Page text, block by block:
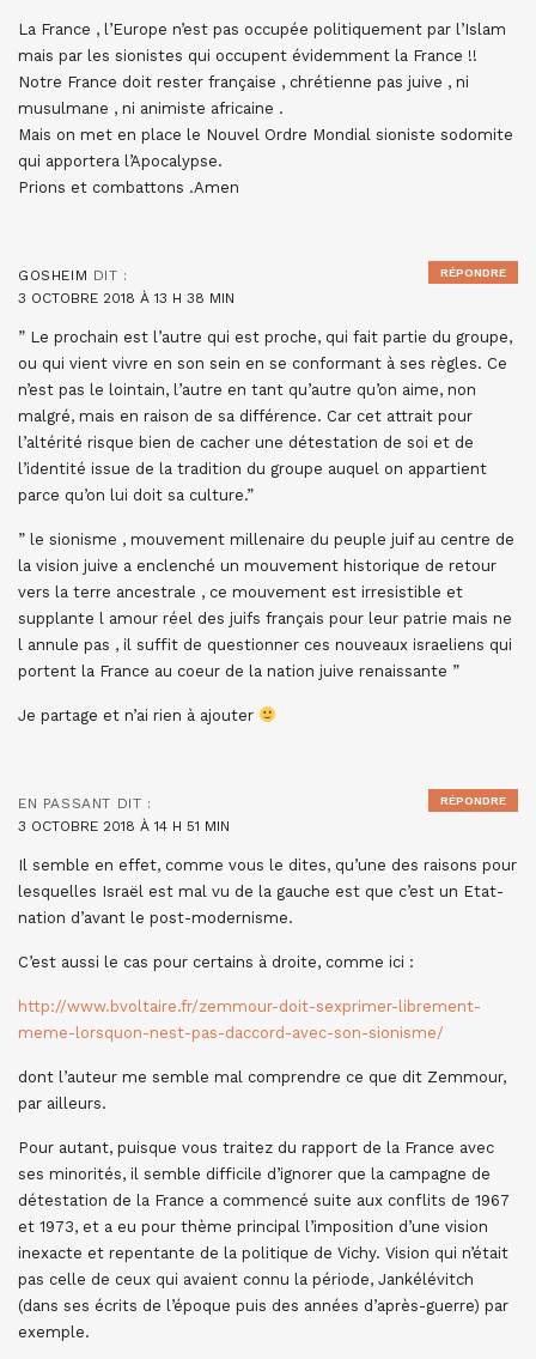
La France , l’Europe n’est pas occupée politiquement par l’Islam
mais par les sionistes qui occupent évidemment la France !!
Notre France doit rester française , chrétienne pas juive , ni
musulmane , ni animiste africaine .
Mais on met en place le Nouvel Ordre Mondial sioniste sodomite
qui apportera l’Apocalypse.
Prions et combattons .Amen
GOSHEIM DIT :
3 OCTOBRE 2018 À 13 H 38 MIN
” Le prochain est l’autre qui est proche, qui fait partie du groupe,
ou qui vient vivre en son sein en se conformant à ses règles. Ce
n’est pas le lointain, l’autre en tant qu’autre qu’on aime, non
malgré, mais en raison de sa différence. Car cet attrait pour
l’altérité risque bien de cacher une détestation de soi et de
l’identité issue de la tradition du groupe auquel on appartient
parce qu’on lui doit sa culture.”
” le sionisme , mouvement millenaire du peuple juif au centre de
la vision juive a enclenché un mouvement historique de retour
vers la terre ancestrale , ce mouvement est irresistible et
supplante l amour réel des juifs français pour leur patrie mais ne
l annule pas , il suffit de questionner ces nouveaux israeliens qui
portent la France au coeur de la nation juive renaissante ”
Je partage et n’ai rien à ajouter
RÉPONDRE
EN PASSANT DIT :
3 OCTOBRE 2018 À 14 H 51 MIN
Il semble en effet, comme vous le dites, qu’une des raisons pour
lesquelles Israël est mal vu de la gauche est que c’est un Etat-
nation d’avant le post-modernisme.
C’est aussi le cas pour certains à droite, comme ici :
http://www.bvoltaire.fr/zemmour-doit-sexprimer-librement-
meme-lorsquon-nest-pas-daccord-avec-son-sionisme/
dont l’auteur me semble mal comprendre ce que dit Zemmour,
par ailleurs.
Pour autant, puisque vous traitez du rapport de la France avec
ses minorités, il semble difficile d’ignorer que la campagne de
détestation de la France a commencé suite aux conflits de 1967
et 1973, et a eu pour thème principal l’imposition d’une vision
inexacte et repentante de la politique de Vichy. Vision qui n’était
pas celle de ceux qui avaient connu la période, Jankélévitch
(dans ses écrits de l’époque puis des années d’après-guerre) par
exemple.
RÉPONDRE